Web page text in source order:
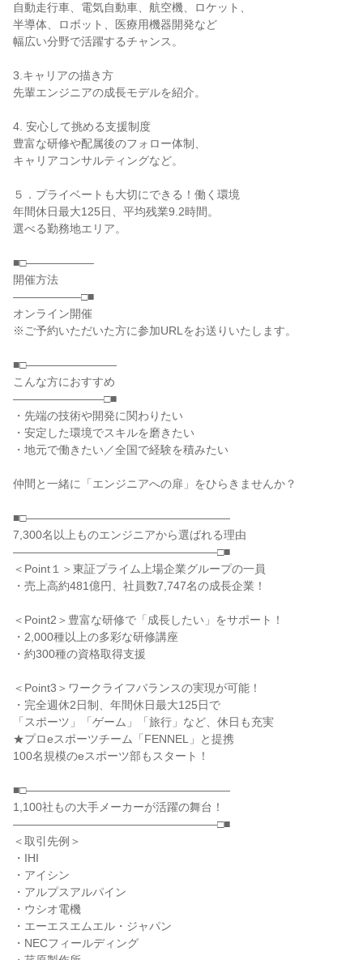
自動走行車、電気自動車、航空機、ロケット、
半導体、ロボット、医療用機器開発など
幅広い分野で活躍するチャンス。
3.キャリアの描き方
先輩エンジニアの成長モデルを紹介。
4. 安心して挑める支援制度
豊富な研修や配属後のフォロー体制、
キャリアコンサルティングなど。
５．プライベートも大切にできる！働く環境
年間休日最大125日、平均残業9.2時間。
選べる勤務地エリア。
■□――――――
開催方法
――――――□■
オンライン開催
※ご予約いただいた方に参加URLをお送りいたします。
■□――――――――
こんな方におすすめ
――――――――□■
・先端の技術や開発に関わりたい
・安定した環境でスキルを磨きたい
・地元で働きたい／全国で経験を積みたい
仲間と一緒に「エンジニアへの扉」をひらきませんか？
■□――――――――――――――――――
7,300名以上ものエンジニアから選ばれる理由
――――――――――――――――――□■
＜Point１＞東証プライム上場企業グループの一員
・売上高約481億円、社員数7,747名の成長企業！
＜Point2＞豊富な研修で「成長したい」をサポート！
・2,000種以上の多彩な研修講座
・約300種の資格取得支援
＜Point3＞ワークライフバランスの実現が可能！
・完全週休2日制、年間休日最大125日で
「スポーツ」「ゲーム」「旅行」など、休日も充実
★プロeスポーツチーム「FENNEL」と提携
100名規模のeスポーツ部もスタート！
■□――――――――――――――――――
1,100社もの大手メーカーが活躍の舞台！
――――――――――――――――――□■
＜取引先例＞
・IHI
・アイシン
・アルプスアルパイン
・ウシオ電機
・エーエスエムエル・ジャパン
・NECフィールディング